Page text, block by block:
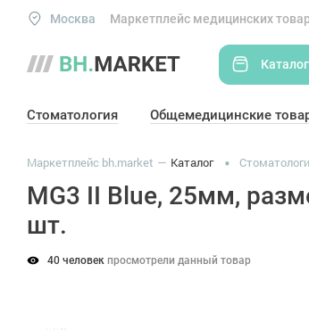
Москва Маркетплейс медицинских
Каталог
Стоматология Общемедицинские
Маркетплейс bh.market Каталог
MG3 II Blue, 25мм,
шт.
40 человек просмотрели данный товар